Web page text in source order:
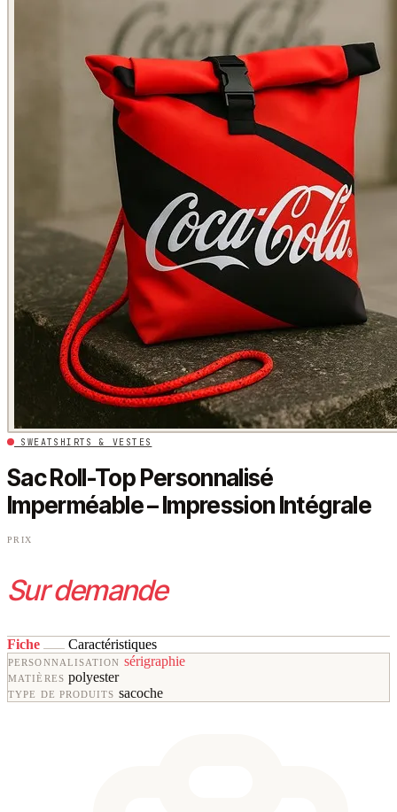
SWEATSHIRTS & VESTES
Sac Roll-Top Personnalisé
Imperméable – Impression Intégrale
PRIX
Sur demande
Fiche Caractéristiques
PERSONNALISATION sérigraphie
MATIÈRES polyester
TYPE DE PRODUITS sacoche